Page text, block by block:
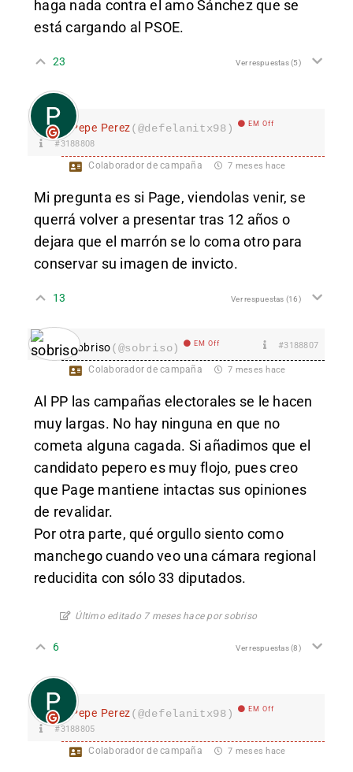
haga nada contra el amo Sánchez que se
está cargando al PSOE.
23 Ver respuestas(5)
Pepe Perez(@defelanitx98) EM Off
#3188808
Colaborador de campaña 7 meses hace
Mi pregunta es si Page, viendolas venir, se
querrá volver a presentar tras 12 años o
dejara que el marrón se lo coma otro para
conservar su imagen de invicto.
13 Ver respuestas (16)
sobriso(@sobriso) EM Off #3188807
Colaborador de campaña 7 meses hace
Al PP las campañas electorales se le hacen
muy largas. No hay ninguna en que no
cometa alguna cagada. Si añadimos que el
candidato pepero es muy flojo, pues creo
que Page mantiene intactas sus opiniones
de revalidar.
Por otra parte, qué orgullo siento como
manchego cuando veo una cámara regional
reducidita con sólo 33 diputados.
Último editado 7 meses hace por sobriso
6 Ver respuestas(8)
Pepe Perez(@defelanitx98) EM Off
#3188805
Colaborador de campaña 7 meses hace